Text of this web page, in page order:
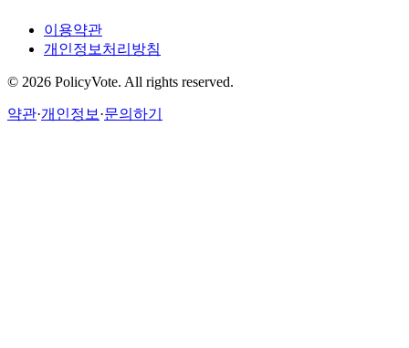
이용약관
개인정보처리방침
© 2026 PolicyVote. All rights reserved.
약관·개인정보 ·문의하기